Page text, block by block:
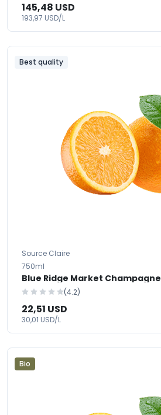
145,48 USD
193,97 USD/L
Best quality
Source Claire
750ml
Blue Ridge Market Champagne
(4.2)
22,51 USD
30,01 USD/L
Bio